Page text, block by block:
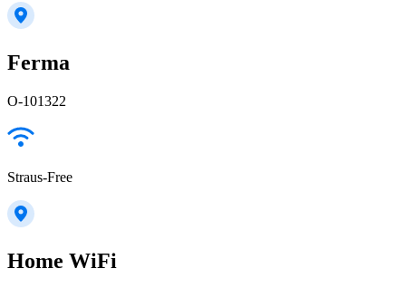
Ferma
О-101322
Straus-Free
Home WiFi